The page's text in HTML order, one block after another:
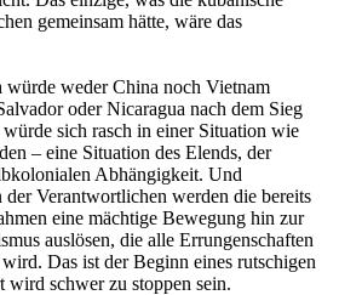
gemeinsam hätte, wäre das
würde weder China noch Vietnam
oder Nicaragua nach dem Sieg
sich rasch in einer Situation wie
– eine Situation des Elends, der
Abhängigkeit. Und
der Verantwortlichen werden die bereits
eine mächtige Bewegung hin zur
auslösen, die alle Errungenschaften
Das ist der Beginn eines rutschigen
wird schwer zu stoppen sein.